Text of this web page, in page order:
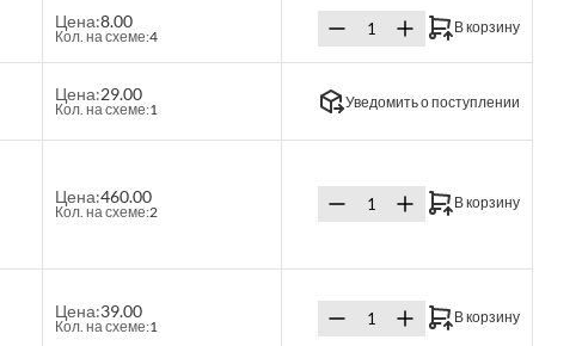
Цена:8.00
Кол. на схеме:4
В корзину
Цена:29.00
Кол. на схеме:1 Уведомить о поступлении
Цена:460.00
Кол. на схеме:2
В корзину
Цена:39.00
Кол. на схеме:1
В корзину